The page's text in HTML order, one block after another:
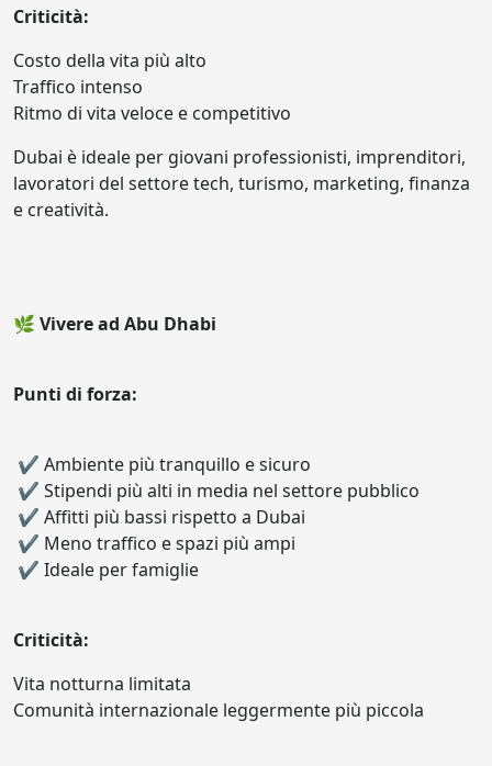
Criticità:
Costo della vita più alto
Traffico intenso
Ritmo di vita veloce e competitivo
Dubai è ideale per giovani professionisti, imprenditori,
lavoratori del settore tech, turismo, marketing, finanza
e creatività.
🌿 Vivere ad Abu Dhabi
Punti di forza:
✔ Ambiente più tranquillo e sicuro
✔ Stipendi più alti in media nel settore pubblico
✔ Affitti più bassi rispetto a Dubai
✔ Meno traffico e spazi più ampi
✔ Ideale per famiglie
Criticità:
Vita notturna limitata
Comunità internazionale leggermente più piccola